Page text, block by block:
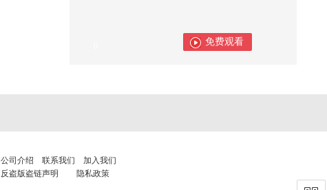
免费观看
公司介绍 联系我们
加入我们
反盗版盗链声明
隐私政策